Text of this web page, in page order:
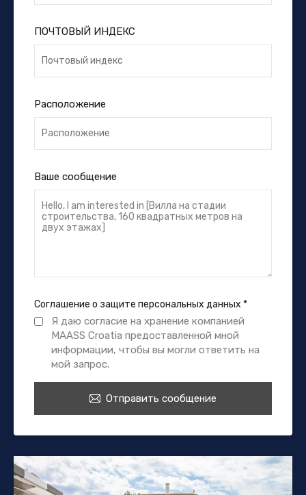
ПОЧТОВЫЙ ИНДЕКС
Расположение
Ваше сообщение
Соглашение о защите персональных данных *
Я даю согласие на хранение компанией
MAASS Croatia предоставленной мной
информации, чтобы вы могли ответить на
мой запрос.
Отправить сообщение